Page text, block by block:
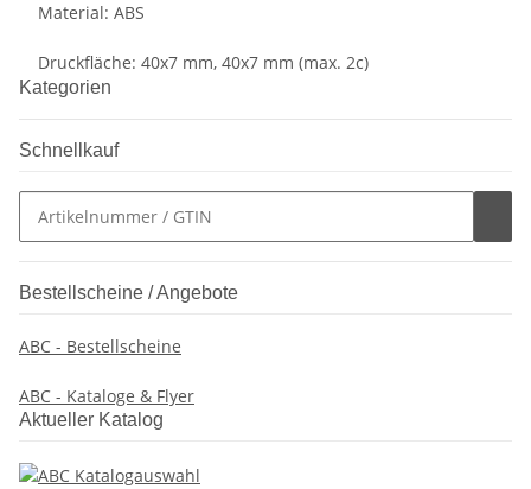
Material: ABS
Druckfläche: 40x7 mm, 40x7 mm (max. 2c)
Kategorien
Schnellkauf
Bestellscheine / Angebote
ABC - Bestellscheine
ABC - Kataloge & Flyer
Aktueller Katalog